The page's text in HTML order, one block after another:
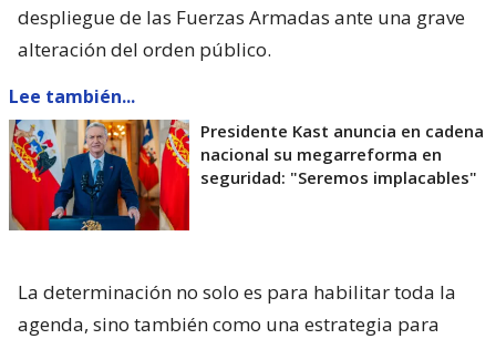
despliegue de las Fuerzas Armadas ante una grave
alteración del orden público.
Lee también...
Presidente Kast anuncia en cadena
nacional su megarreforma en
seguridad: "Seremos implacables"
La determinación no solo es para habilitar toda la
agenda, sino también como una estrategia para